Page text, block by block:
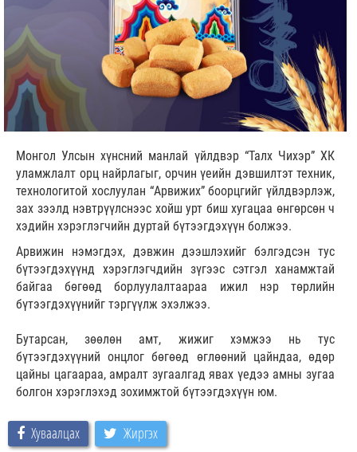
Монгол Улсын хүнсний манлай үйлдвэр “Талх Чихэр” ХК
уламжлалт орц найрлагыг, орчин үеийн дэвшилтэт техник,
технологитой хослуулан “Арвижих” боорцгийг үйлдвэрлэж,
зах зээлд нэвтрүүлснээс хойш урт биш хугацаа өнгөрсөн ч
хэдийн хэрэглэгчийн дуртай бүтээгдэхүүн болжээ.
Арвижин нэмэгдэх, дэвжин дээшлэхийг бэлгэдсэн тус
бүтээгдэхүүнд хэрэглэгчдийн зүгээс сэтгэл ханамжтай
байгаа бөгөөд борлуулалтаараа ижил нэр төрлийн
бүтээгдэхүүнийг тэргүүлж эхэлжээ.
Бутарсан, зөөлөн амт, жижиг хэмжээ нь тус
бүтээгдэхүүний онцлог бөгөөд өглөөний цайндаа, өдөр
цайны цагаараа, амралт зугаалгад явах үедээ амны зугаа
болгон хэрэглэхэд зохимжтой бүтээгдэхүүн юм.
Хуваалцах Жиргэх